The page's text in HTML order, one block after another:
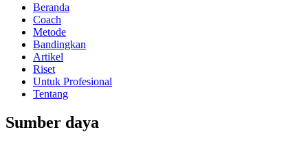
Beranda
Coach
Metode
Bandingkan
Artikel
Riset
Untuk Profesional
Tentang
Sumber daya